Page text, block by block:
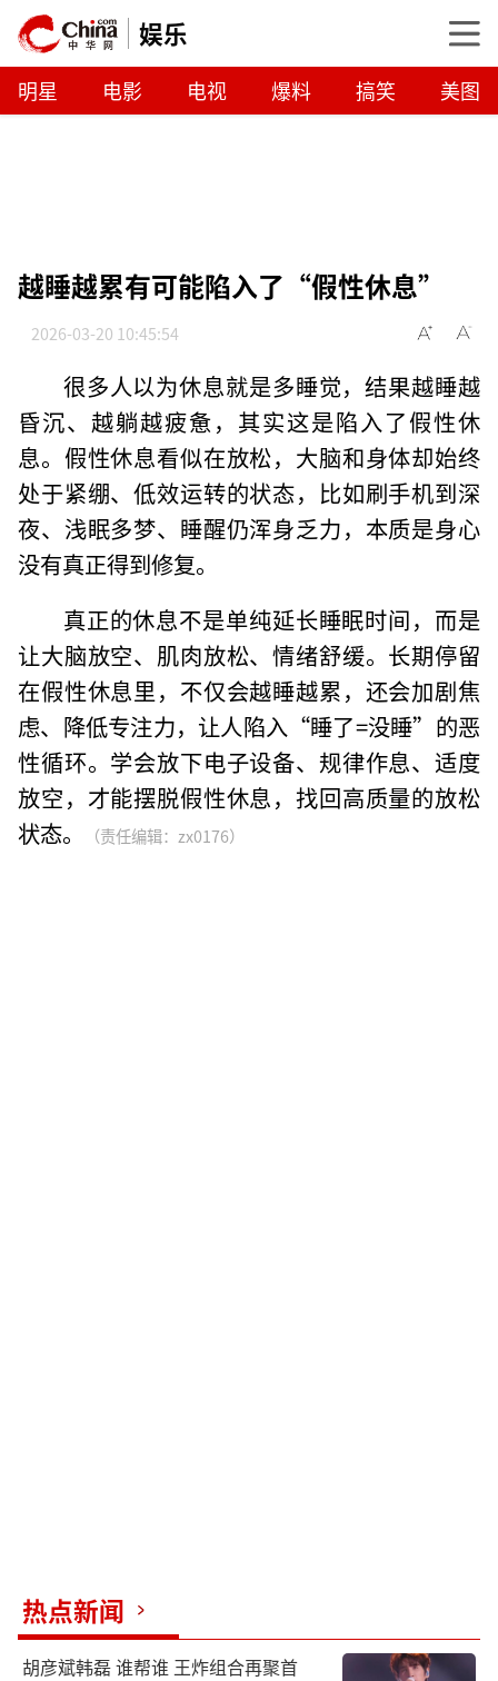
娱乐
明星 电影 电视 爆料 搞笑 美图
越睡越累有可能陷入了“假性休息”
2026-03-20 10:45:54
很多人以为休息就是多睡觉，结果越睡越
昏沉、越躺越疲惫，其实这是陷入了假性休
息。假性休息看似在放松，大脑和身体却始终
处于紧绷、低效运转的状态，比如刷手机到深
夜、浅眠多梦、睡醒仍浑身乏力，本质是身心
没有真正得到修复。
真正的休息不是单纯延长睡眠时间，而是
让大脑放空、肌肉放松、情绪舒缓。长期停留
在假性休息里，不仅会越睡越累，还会加剧焦
虑、降低专注力，让人陷入“睡了=没睡”的恶
性循环。学会放下电子设备、规律作息、适度
放空，才能摆脱假性休息，找回高质量的放松
状态。
（责任编辑：zx0176）
热点新闻
胡彦斌韩磊 谁帮谁 王炸组合再聚首